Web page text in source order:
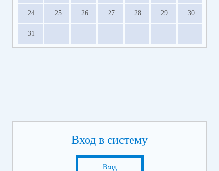
24 25 26 27 28 29 30
31
Вход в систему
Вход